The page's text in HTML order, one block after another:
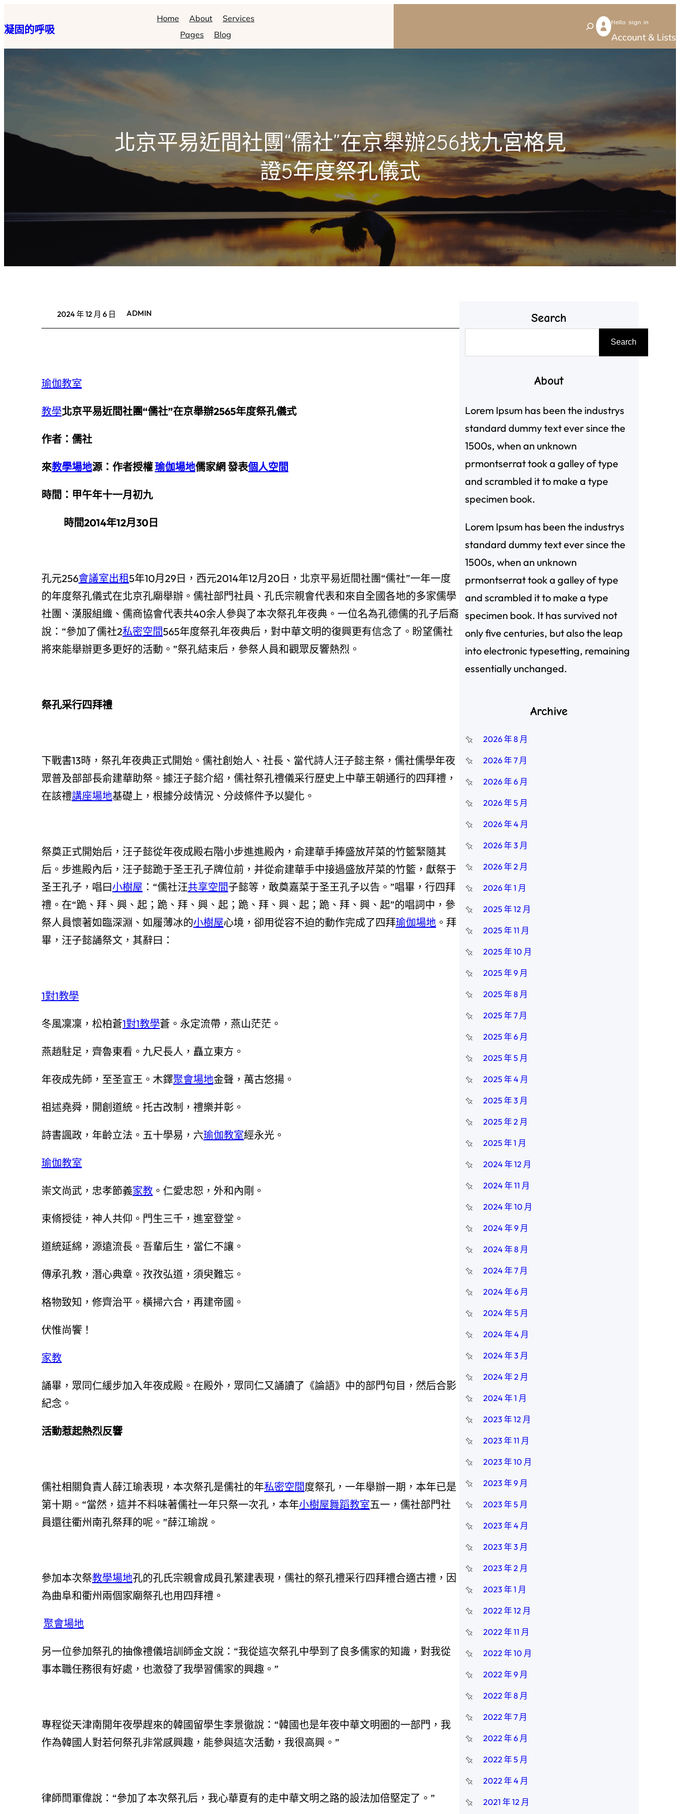
至
主
凝固的呼吸
Home About
Services
Pages
Blog
S
e
Hello sign in
Account & Lists
北京平易近間社團“儒社”在京舉辦256找九宮格見
證5年度祭孔儀式
2024 年 12 月 6 日 ADMIN
瑜伽教室
教學北京平易近間社團“儒社”在京舉辦2565年度祭孔儀式
作者：儒社
來教學場地源：作者授權瑜伽場地儒家網 發表個人空間
時間：甲午年十一月初九
時間2014年12月30日
孔元256會議室出租5年10月29日，西元2014年12月20日，北京平易近間社團“儒社”一年一度
的年度祭孔儀式在北京孔廟舉辦。儒社部門社員、孔氏宗親會代表和來自全國各地的多家儒學
社團、漢服組織、儒商協會代表共40余人參與了本次祭孔年夜典。一位名為孔德儒的孔子后裔
說：“參加了儒社2私密空間565年度祭孔年夜典后，對中華文明的復興更有信念了。盼望儒社
將來能舉辦更多更好的活動。”祭孔結束后，參祭人員和觀眾反響熱烈。
祭孔采行四拜禮
下戰書13時，祭孔年夜典正式開始。儒社創始人、社長、當代詩人汪子懿主祭，儒社儒學年夜
眾普及部部長俞建華助祭。據汪子懿介紹，儒社祭孔禮儀采行歷史上中華王朝通行的四拜禮，
在該禮講座場地基礎上，根據分歧情況、分歧條件予以變化。
祭奠正式開始后，汪子懿從年夜成殿右階小步進進殿內，俞建華手捧盛放芹菜的竹籃緊隨其
后。步進殿內后，汪子懿跪于圣王孔子牌位前，并從俞建華手中接過盛放芹菜的竹籃，獻祭于
圣王孔子，唱曰小樹屋 ：“儒社汪共享空間子懿等，敢奠嘉菜于圣王孔子以告。”唱畢，行四拜
禮。在“跪、拜、興、起；跪、拜、興、起；跪、拜、興、起；跪、拜、興、起”的唱詞中，參
祭人員懷著如臨深淵、如履薄冰的小樹屋心境，卻用從容不迫的動作完成了四拜瑜伽場地。拜
畢，汪子懿誦祭文，其辭曰：
1對1教學
冬風凜凜，松柏蒼1對1教學蒼。永定流帶，燕山茫茫。
燕趙駐足，齊魯東看。九尺長人，矗立東方。
年夜成先師，至圣宣王。木鐸聚會場地金聲，萬古悠揚。
祖述堯舜，開創道統。托古改制，禮樂并彰。
詩書諷政，年齡立法。五十學易，六瑜伽教室經永光。
瑜伽教室
崇文尚武，忠孝節義家教。仁愛忠恕，外和內剛。
束脩授徒，神人共仰。門生三千，進室登堂。
道統延綿，源遠流長。吾輩后生，當仁不讓。
傳承孔教，潛心典章。孜孜弘道，須臾難忘。
格物致知，修齊治平。橫掃六合，再建帝國。
伏惟尚饗！
家教
誦畢，眾同仁緩步加入年夜成殿。在殿外，眾同仁又誦讀了《論語》中的部門句目，然后合影
紀念。
活動惹起熱烈反響
儒社相關負責人薛江瑜表現，本次祭孔是儒社的年私密空間度祭孔，一年舉辦一期，本年已是
第十期。“當然，這并不料味著儒社一年只祭一次孔，本年小樹屋舞蹈教室五一，儒社部門社
員還往衢州南孔祭拜的呢。”薛江瑜說。
參加本次祭教學場地孔的孔氏宗親會成員孔繁建表現，儒社的祭孔禮采行四拜禮合適古禮，因
為曲阜和衢州兩個家廟祭孔也用四拜禮。
聚會場地
另一位參加祭孔的抽像禮儀培訓師金文說：“我從這次祭孔中學到了良多儒家的知識，對我從
事本職任務很有好處，也激發了我學習儒家的興趣。”
專程從天津南開年夜學趕來的韓國留學生李景徹說：“韓國也是年夜中華文明圈的一部門，我
作為韓國人對若何祭孔非常感興趣，能參與這次活動，我很高興。”
律師閆軍偉說：“參加了本次祭孔后，我心華夏有的走中華文明之路的設法加倍堅定了。”
Search
尋
Search
About
Lorem Ipsum has been the industrys
standard dummy text ever since the
1500s, when an unknown
prmontserrat took a galley of type
and scrambled it to make a type
specimen book.
Lorem Ipsum has been the industrys
standard dummy text ever since the
1500s, when an unknown
prmontserrat took a galley of type
and scrambled it to make a type
specimen book. It has survived not
only five centuries, but also the leap
into electronic typesetting, remaining
essentially unchanged.
Archive
2026 年 8 月
2026 年 7 月
2026 年 6 月
2026 年 5 月
2026 年 4 月
2026 年 3 月
2026 年 2 月
2026 年 1 月
2025 年 12 月
2025 年 11 月
2025 年 10 月
2025 年 9 月
2025 年 8 月
2025 年 7 月
2025 年 6 月
2025 年 5 月
2025 年 4 月
2025 年 3 月
2025 年 2 月
2025 年 1 月
2024 年 12 月
2024 年 11 月
2024 年 10 月
2024 年 9 月
2024 年 8 月
2024 年 7 月
2024 年 6 月
2024 年 5 月
2024 年 4 月
2024 年 3 月
2024 年 2 月
2024 年 1 月
2023 年 12 月
2023 年 11 月
2023 年 10 月
2023 年 9 月
2023 年 5 月
2023 年 4 月
2023 年 3 月
2023 年 2 月
2023 年 1 月
2022 年 12 月
2022 年 11 月
2022 年 10 月
2022 年 9 月
2022 年 8 月
2022 年 7 月
2022 年 6 月
2022 年 5 月
2022 年 4 月
2021 年 12 月